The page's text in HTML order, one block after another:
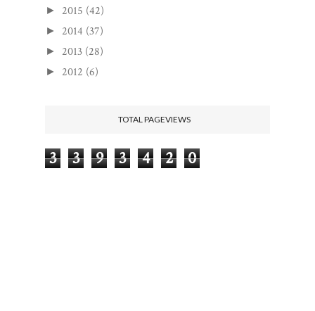
► 2015 (42)
► 2014 (37)
► 2013 (28)
► 2012 (6)
TOTAL PAGEVIEWS
3 3 9 3 4 2 0